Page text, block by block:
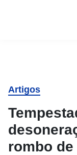
Artigos
rombo de